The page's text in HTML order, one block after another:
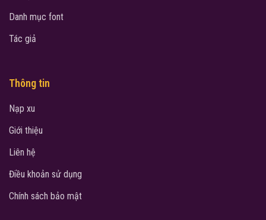
Danh mục font
Tác giả
Thông tin
Nạp xu
Giới thiệu
Liên hệ
Điều khoản sử dụng
Chính sách bảo mật